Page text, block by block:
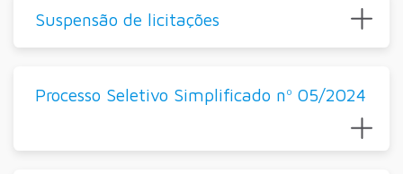
Suspensão de licitações
Processo Seletivo Simplificado nº 05/2024